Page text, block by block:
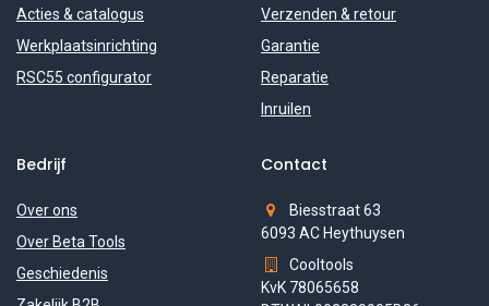
Acties & catalogus
Werkplaatsinrichting
RSC55 configurator
Verzenden & retour
Garantie
Reparatie
Inruilen
Bedrijf
Over ons
Over Beta Tools
Geschiedenis
Contact
Biesstraat 63
6093 AC Heythuysen
Cooltools
KvK 78065658